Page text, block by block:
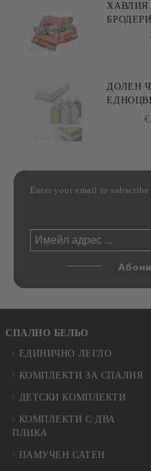
ХАВЛИЯ
МАЙКА/
ДОЛЕН
Enter your email to
СПАЛНО БЕЛЬО
ЕДИНИЧНО ЛЕГЛО
КОМПЛЕКТИ ЗА СПАЛНЯ
ДЕТСКИ КОМПЛЕКТИ
КОМПЛЕКТИ С ДВА
ПЛИКА
ПАМУЧЕН САТЕН